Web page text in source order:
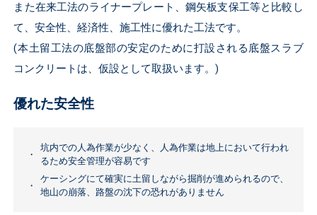
また在来工法のライナープレート、鋼矢板支保工等と比較し
て、安全性、経済性、施工性に優れた工法です。
(本土留工法の底盤部の安定のために打設される底盤スラブ
コンクリートは、仮設として取扱います。)
優れた安全性
坑内での人為作業が少なく、人為作業は地上において行われ
るため安全管理が容易です
ケーシングにて確実に土留しながら掘削が進められるので、
地山の崩落、路盤の沈下の恐れがありません